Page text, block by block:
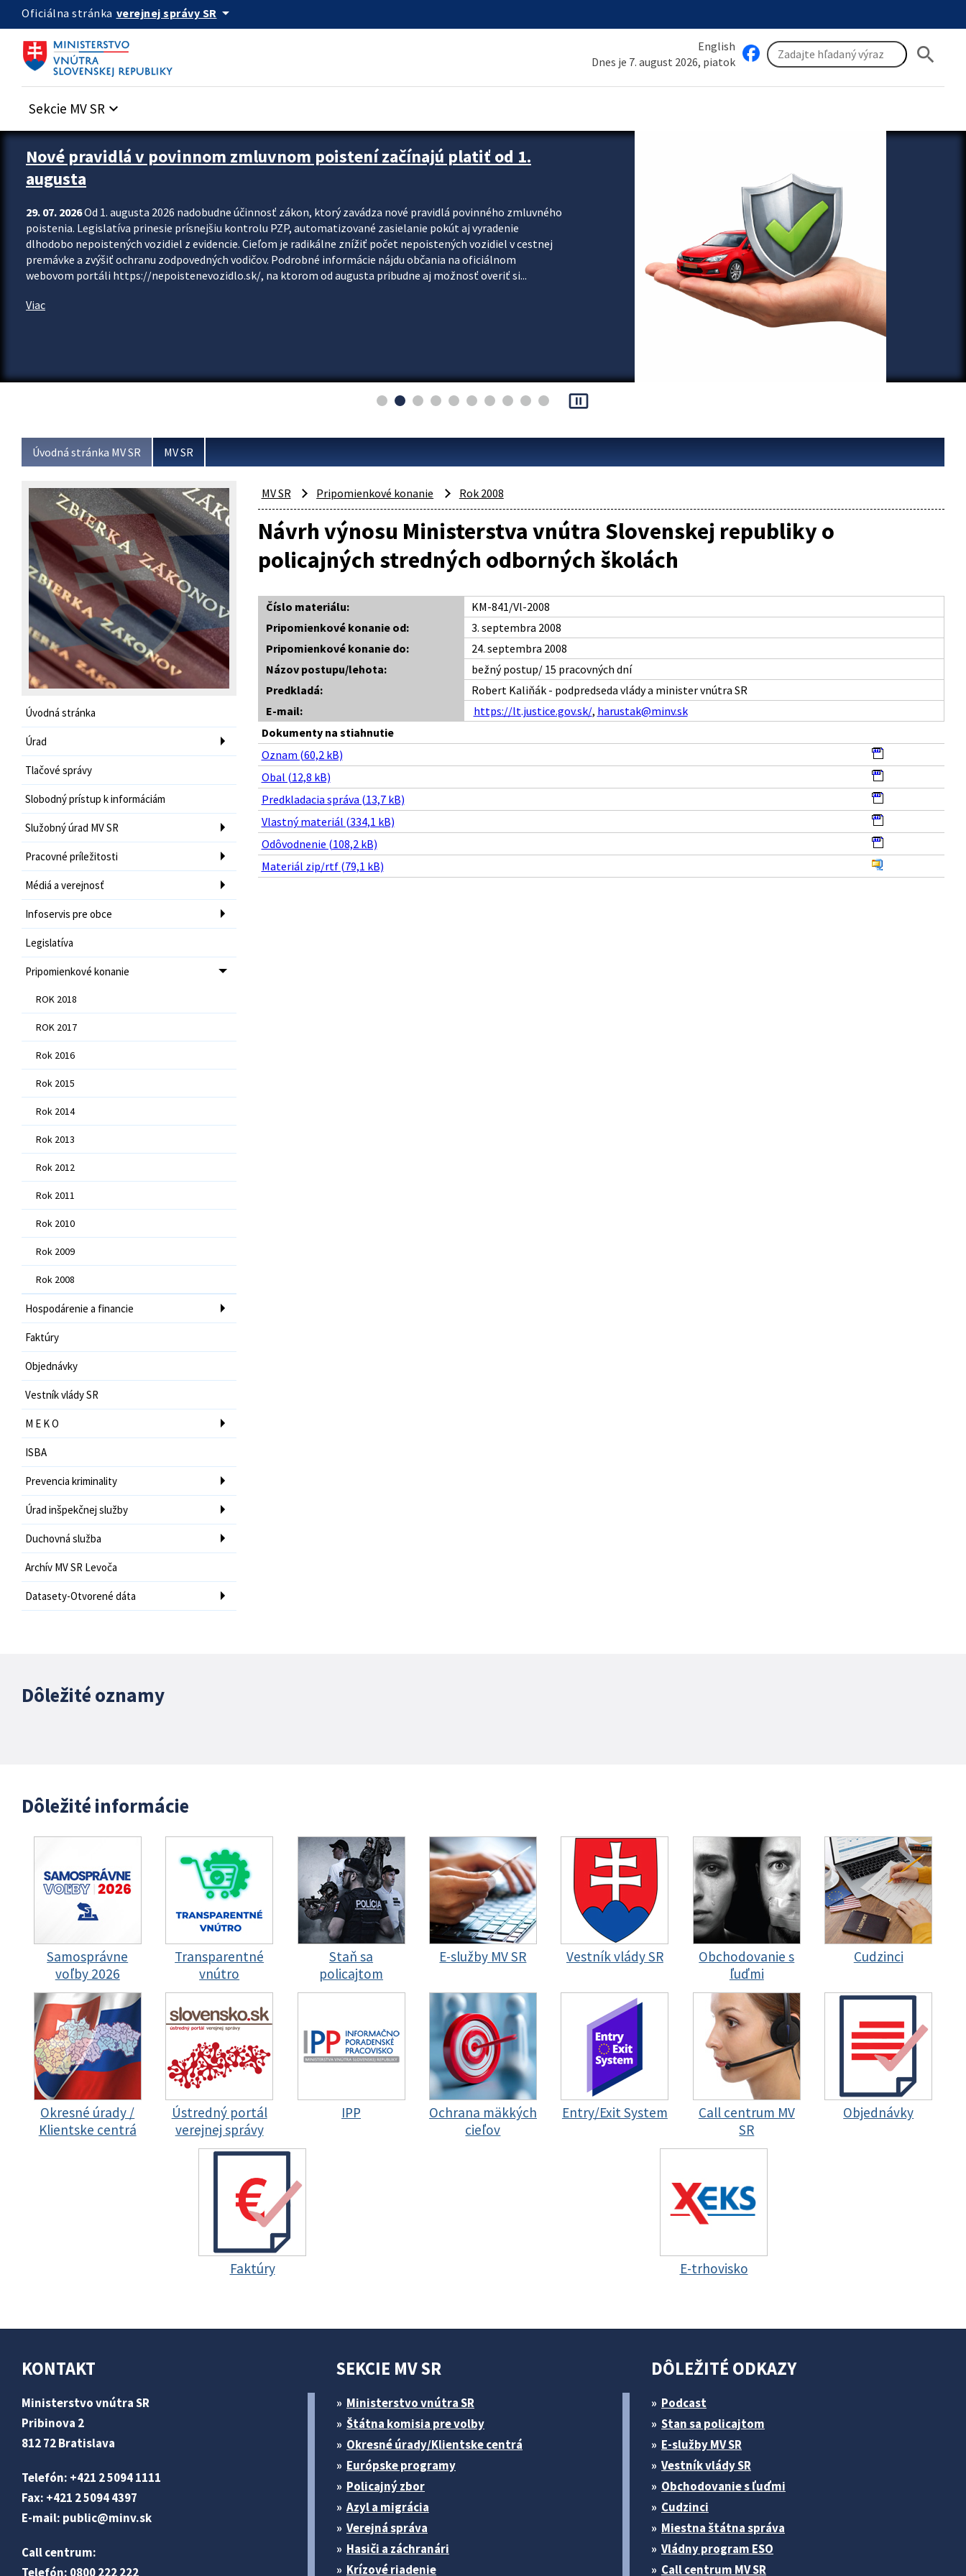
Preskocit na hlavný obsah
Oficiálna stránka verejnej správy SR arrow_drop_down
English
Dnes je 7. august 2026, piatok
search
Sekcie MV SR keyboard_arrow_down
Zastavit automatický posun upútavok
Nové pravidlá v povinnom zmluvnom poistení začínajú platiť od 1.
augusta
29. 07. 2026Od 1. augusta 2026 nadobudne účinnosť zákon, ktorý zavádza nové pravidlá povinného zmluvného
poistenia. Legislatíva prinesie prísnejšiu kontrolu PZP, automatizované zasielanie pokút aj vyradenie
dlhodobo nepoistených vozidiel z evidencie. Cieľom je radikálne znížiť počet nepoistených vozidiel v cestnej
premávke a zvýšiť ochranu zodpovedných vodičov. Podrobné informácie nájdu občania na oficiálnom
webovom portáli https://nepoistenevozidlo.sk/, na ktorom od augusta pribudne aj možnosť overiť si...
Viac
pause_presentation
Úvodná stránka MV SR MV SR
Úvodná stránka
Úrad
Tlačové správy
Slobodný prístup k informáciám
Služobný úrad MV SR
Pracovné príležitosti
Médiá a verejnosť
Infoservis pre obce
Legislatíva
Pripomienkové konanie
ROK 2018
ROK 2017
Rok 2016
Rok 2015
Rok 2014
Rok 2013
Rok 2012
Rok 2011
Rok 2010
Rok 2009
Rok 2008
Hospodárenie a financie
Faktúry
Objednávky
Vestník vlády SR
M E K O
ISBA
Prevencia kriminality
Úrad inšpekčnej služby
Duchovná služba
Archív MV SR Levoča
Datasety-Otvorené dáta
MV SR Pripomienkové konanie Rok 2008
Návrh výnosu Ministerstva vnútra Slovenskej republiky o
policajných stredných odborných školách
Číslo materiálu:
KM-841/Vl-2008
Pripomienkové konanie od:
3. septembra 2008
Pripomienkové konanie do:
24. septembra 2008
Názov postupu/lehota:
bežný postup/ 15 pracovných dní
Predkladá:
Robert Kaliňák - podpredseda vlády a minister vnútra SR
E-mail:
https://lt.justice.gov.sk/, harustak@minv.sk
Dokumenty na stiahnutie
Oznam (60,2 kB)
Obal (12,8 kB)
Predkladacia správa (13,7 kB)
Vlastný materiál (334,1 kB)
Odôvodnenie (108,2 kB)
Materiál zip/rtf (79,1 kB)
Dôležité oznamy
Dôležité informácie
Samosprávne
voľby 2026
Transparentné
vnútro
Staň sa
policajtom
E-služby MV SR Vestník vlády SR
Obchodovanie s
ľuďmi
Cudzinci
Okresné úrady /
Klientske centrá
Ústredný portál
verejnej správy
IPP
Ochrana mäkkých
cieľov
Entry/Exit System
Call centrum MV
SR
Objednávky
Faktúry E-trhovisko
KONTAKT
Ministerstvo vnútra SR
Pribinova 2
812 72 Bratislava
Telefón: +421 2 5094 1111
Fax: +421 2 5094 4397
E-mail: public@minv.sk
Call centrum:
Telefón: 0800 222 222
SEKCIE MV SR
Ministerstvo vnútra SR
Štátna komisia pre volby
Okresné úrady/Klientske centrá
Európske programy
Policajný zbor
Azyl a migrácia
Verejná správa
Hasiči a záchranári
Krízové riadenie
DÔLEŽITÉ ODKAZY
Podcast
Stan sa policajtom
E-služby MV SR
Vestník vlády SR
Obchodovanie s ľuďmi
Cudzinci
Miestna štátna správa
Vládny program ESO
Call centrum MV SR